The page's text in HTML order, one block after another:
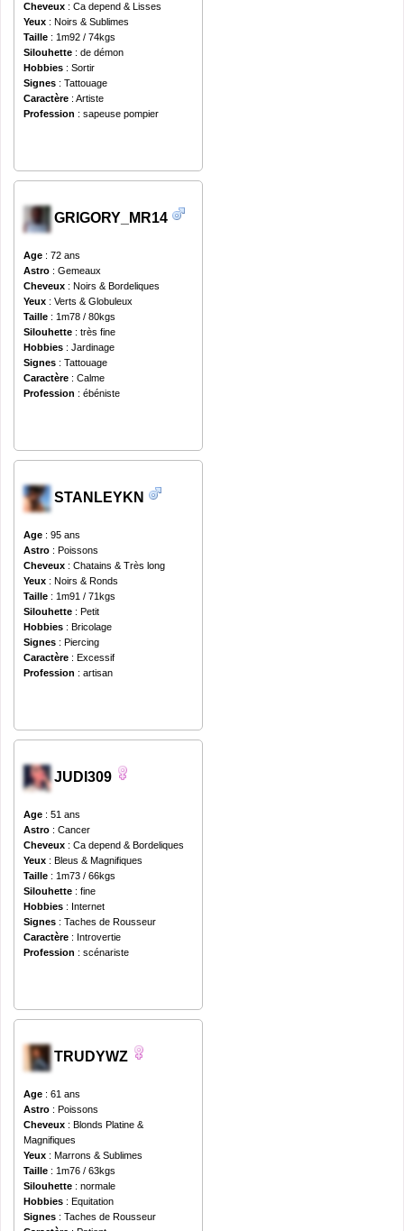
Cheveux : Ca depend & Lisses
Yeux : Noirs & Sublimes
Taille : 1m92 / 74kgs
Silouhette : de démon
Hobbies : Sortir
Signes : Tattouage
Caractère : Artiste
Profession : sapeuse pompier
GRIGORY_MR14
Age : 72 ans
Astro : Gemeaux
Cheveux : Noirs & Bordeliques
Yeux : Verts & Globuleux
Taille : 1m78 / 80kgs
Silouhette : très fine
Hobbies : Jardinage
Signes : Tattouage
Caractère : Calme
Profession : ébéniste
STANLEYKN
Age : 95 ans
Astro : Poissons
Cheveux : Chatains & Très long
Yeux : Noirs & Ronds
Taille : 1m91 / 71kgs
Silouhette : Petit
Hobbies : Bricolage
Signes : Piercing
Caractère : Excessif
Profession : artisan
JUDI309
Age : 51 ans
Astro : Cancer
Cheveux : Ca depend & Bordeliques
Yeux : Bleus & Magnifiques
Taille : 1m73 / 66kgs
Silouhette : fine
Hobbies : Internet
Signes : Taches de Rousseur
Caractère : Introvertie
Profession : scénariste
TRUDYWZ
Age : 61 ans
Astro : Poissons
Cheveux : Blonds Platine &
Magnifiques
Yeux : Marrons & Sublimes
Taille : 1m76 / 63kgs
Silouhette : normale
Hobbies : Equitation
Signes : Taches de Rousseur